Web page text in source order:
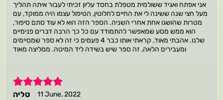
אני אפתח ואגיד ששולמית מטפלת בחסד עליון זכיתי לעבור איתה תהליך
מעל חצי שנה ששינה לי את החיים לחלוטין, הטיפול עצמו היה ממוקד, עם
מטרות שהושגו אחת אחרי השניה. הספר הזה הוא לא עוד סתם סיפור,
הוא ממש מסע שמאפשר להתמודד עם כל כך הרבה דברים פנימיים
שלנו. אהבתי מאוד, קראתי אותו כבר 4 פעמים כי זה לא ספר שמסיימים
ומעבירים הלאה, זה ספר שיש בשידה ליד המיטה. ממליצה מאוד
5
טליה
11 June, 2022